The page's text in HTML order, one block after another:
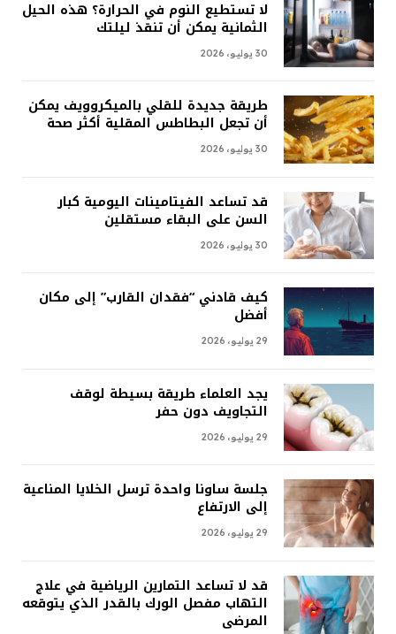
لا تستطيع النوم في الحرارة؟ هذه الحيل
الثمانية يمكن أن تنقذ ليلتك
30 يوليو، 2026
طريقة جديدة للقلي بالميكروويف يمكن
أن تجعل البطاطس المقلية أكثر صحة
30 يوليو، 2026
قد تساعد الفيتامينات اليومية كبار
السن على البقاء مستقلين
30 يوليو، 2026
كيف قادني “فقدان القارب” إلى مكان
أفضل
29 يوليو، 2026
يجد العلماء طريقة بسيطة لوقف
التجاويف دون حفر
29 يوليو، 2026
جلسة ساونا واحدة ترسل الخلايا المناعية
إلى الارتفاع
29 يوليو، 2026
قد لا تساعد التمارين الرياضية في علاج
التهاب مفصل الورك بالقدر الذي يتوقعه
المرضى